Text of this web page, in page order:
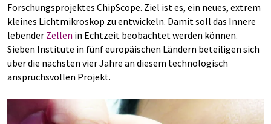
Forschungsprojektes ChipScope. Ziel ist es, ein neues, extrem
kleines Lichtmikroskop zu entwickeln. Damit soll das Innere
lebender Zellen in Echtzeit beobachtet werden können.
Sieben Institute in fünf europäischen Ländern beteiligen sich
über die nächsten vier Jahre an diesem technologisch
anspruchsvollen Projekt.